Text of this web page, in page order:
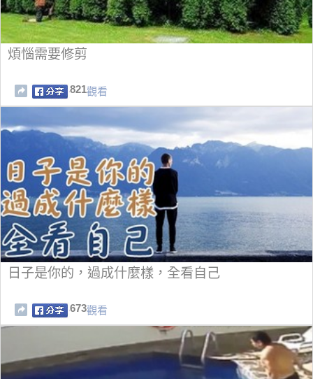
煩惱需要修剪
821觀看
日子是你的，過成什麼樣，全看自己
673觀看